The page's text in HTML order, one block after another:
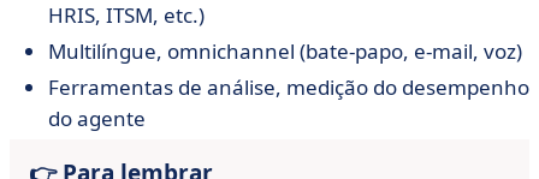
HRIS, ITSM, etc.)
Multilíngue, omnichannel (bate-papo, e-mail, voz)
Ferramentas de análise, medição do desempenho
do agente